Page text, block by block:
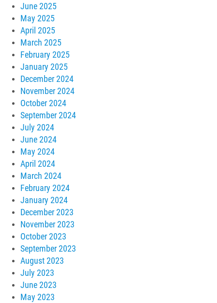
June 2025
May 2025
April 2025
March 2025
February 2025
January 2025
December 2024
November 2024
October 2024
September 2024
July 2024
June 2024
May 2024
April 2024
March 2024
February 2024
January 2024
December 2023
November 2023
October 2023
September 2023
August 2023
July 2023
June 2023
May 2023